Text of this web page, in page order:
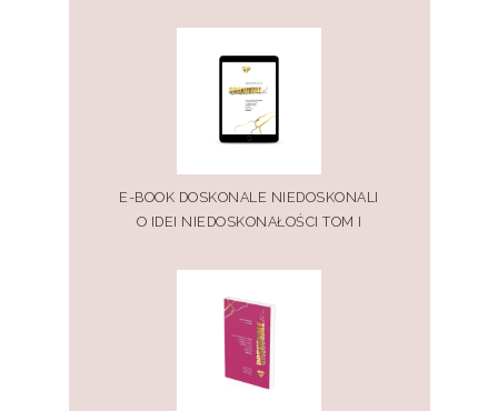
E-BOOK DOSKONALE NIEDOSKONALI
O IDEI NIEDOSKONAŁOŚCI TOM I